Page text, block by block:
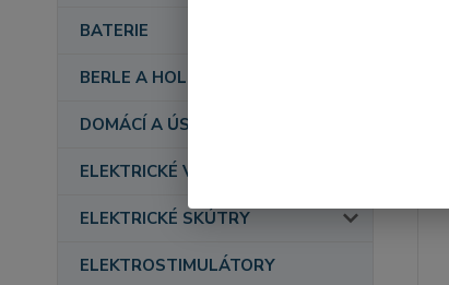
BATERIE
BERLE A HOLE
DOMÁCÍ A ÚSTAVNÍ PÉČE
ELEKTRICKÉ VOZÍKY
ELEKTRICKÉ SKÚTRY
ELEKTROSTIMULÁTORY